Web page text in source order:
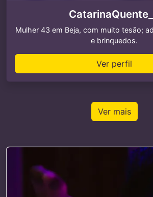
Mulher 43 em Beja, com muito tesão;
e brinquedos.
Ver perfil
Ver mais